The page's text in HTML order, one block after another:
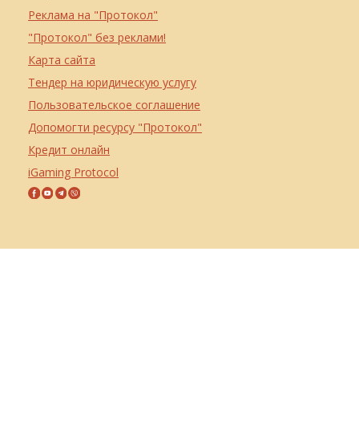
Реклама на "Протокол"
"Протокол" без реклами!
Карта сайта
Тендер на юридическую услугу
Пользовательское соглашение
Допомогти ресурсу "Протокол"
Кредит онлайн
iGaming Protocol